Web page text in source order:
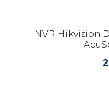
NVR Hikvision